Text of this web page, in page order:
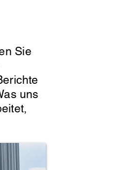
Sie
uns